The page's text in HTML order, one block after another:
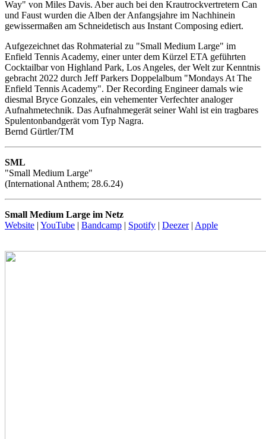
Way" von Miles Davis. Aber auch bei den Krautrockvertretern Can
und Faust wurden die Alben der Anfangsjahre im Nachhinein
gewissermaßen am Schneidetisch aus Instant Composing ediert.
Aufgezeichnet das Rohmaterial zu "Small Medium Large" im
Enfield Tennis Academy, einer unter dem Kürzel ETA geführten
Cocktailbar von Highland Park, Los Angeles, der Welt zur Kenntnis
gebracht 2022 durch Jeff Parkers Doppelalbum "Mondays At The
Enfield Tennis Academy". Der Recording Engineer damals wie
diesmal Bryce Gonzales, ein vehementer Verfechter analoger
Aufnahmetechnik. Das Aufnahmegerät seiner Wahl ist ein tragbares
Spulentonbandgerät vom Typ Nagra.
Bernd Gürtler/TM
SML
"Small Medium Large"
(International Anthem; 28.6.24)
Small Medium Large im Netz
Website | YouTube | Bandcamp | Spotify | Deezer| Apple